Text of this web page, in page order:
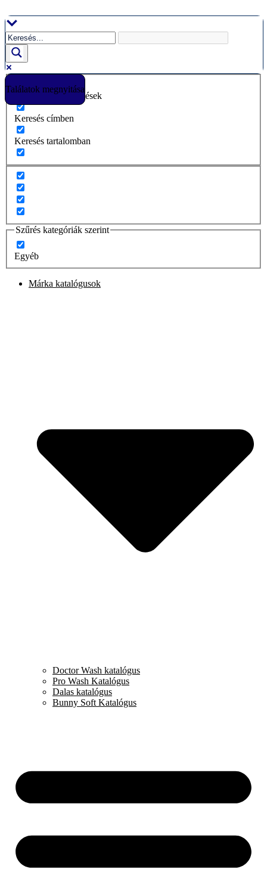
a
tartalomhoz
Találatok megnyitása
Csak pontos egyezések
Keresés címben
Keresés tartalomban
Szűrés kategóriák szerint
Egyéb
Márka katalógusok
Doctor Wash katalógus
Pro Wash Katalógus
Dalas katalógus
Bunny Soft Katalógus